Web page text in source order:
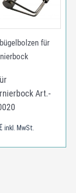
für
Art.-
inkl. MwSt.